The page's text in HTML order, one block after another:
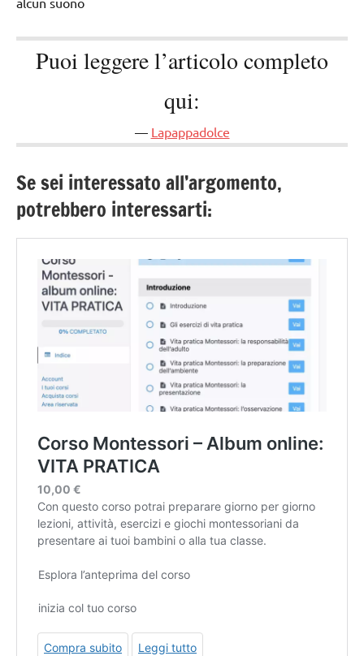
Puoi leggere l’articolo completo
qui:
Lapappadolce
Se sei interessato all’argomento,
potrebbero interessarti: